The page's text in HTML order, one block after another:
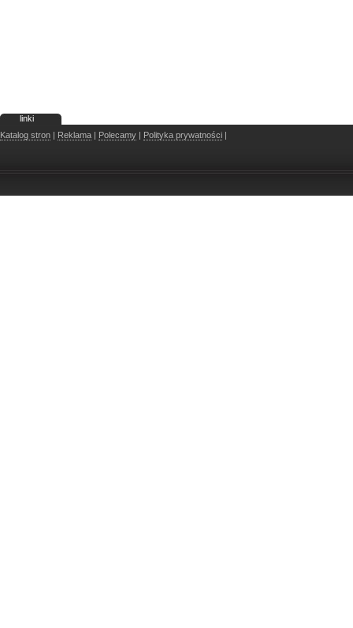
linki
Katalog stron | Reklama | Polecamy | Polityka prywatności |